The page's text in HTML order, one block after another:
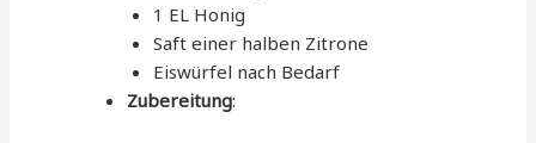
1 EL Honig
Saft einer halben Zitrone
Eiswürfel nach Bedarf
Zubereitung: